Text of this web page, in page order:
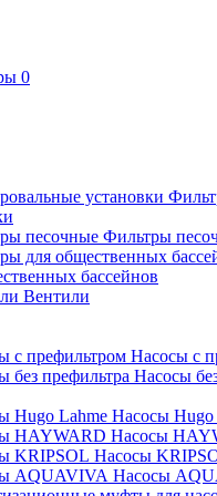
0
Фильтры
бассейнов
Вентили
Насосы с
Насосы
Насосы Hugo
Насосы
Насосы
Насосы